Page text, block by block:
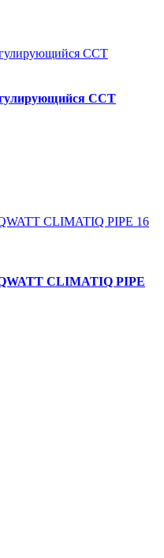
ССТ
CLIMATIQ PIPE